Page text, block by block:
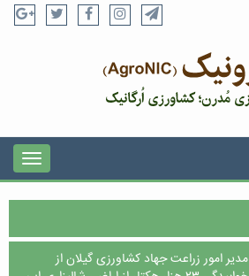
مدیر امور زراعت جهاد کشاورزی گیلان از